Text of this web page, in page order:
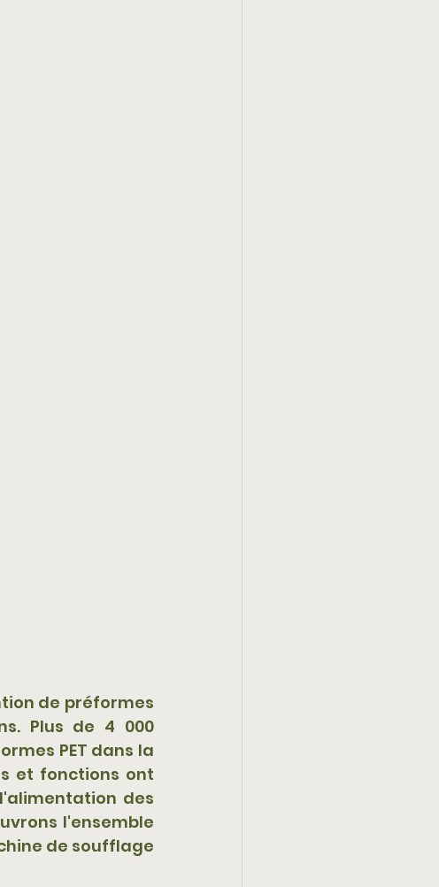
de préformes
Plus de 4 000
PET dans la
et fonctions ont
des
l'ensemble
de soufflage